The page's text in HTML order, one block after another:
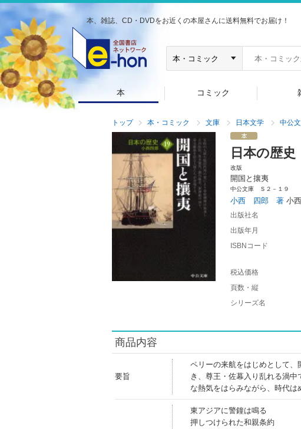
本、雑誌、CD・DVDをお近くの本屋さんに送料無料でお届け！
本 コミック
トップ 本・コミック 文庫 日本文学 中公
日本の歴
改版
開国と攘夷
中公文庫 Ｓ２－１９
小西 四郎 著 小
出版社名
出版年月
ISBNコード
税込価格
頁数・縦
シリーズ名
商品内容
要旨
ペリーの来航をはじめとして
き、尊王・佐幕入り乱れる渦
な熱気をはらみながら、時代は
東アジアに警鐘は鳴る
押しつけられた和親条約